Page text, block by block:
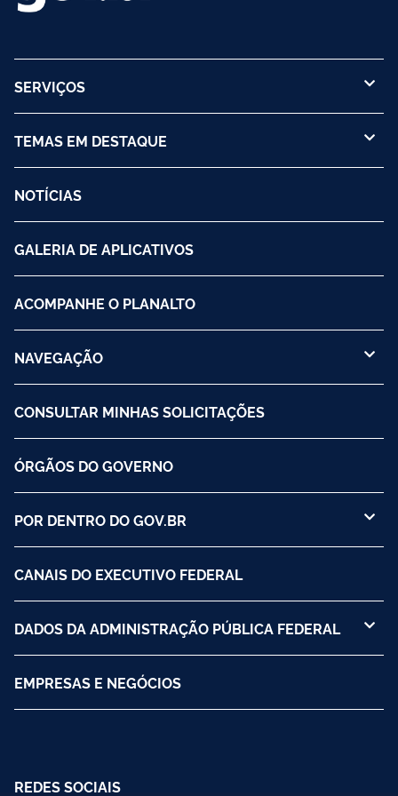
SERVIÇOS
TEMAS EM DESTAQUE
NOTÍCIAS
GALERIA DE APLICATIVOS
ACOMPANHE O PLANALTO
NAVEGAÇÃO
CONSULTAR MINHAS SOLICITAÇÕES
ÓRGÃOS DO GOVERNO
POR DENTRO DO GOV.BR
CANAIS DO EXECUTIVO FEDERAL
DADOS DA ADMINISTRAÇÃO PÚBLICA FEDERAL
EMPRESAS E NEGÓCIOS
REDES SOCIAIS